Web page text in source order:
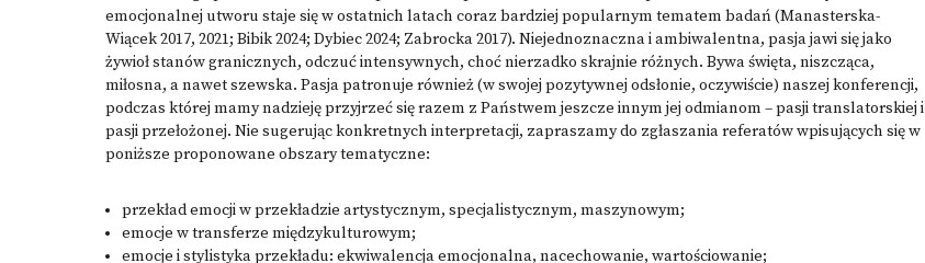
emocjonalnej utworu staje się w ostatnich latach coraz bardziej popularnym tematem badań (Manasterska-
Wiącek 2017, 2021; Bibik 2024; Dybiec 2024; Zabrocka 2017). Niejednoznaczna i ambiwalentna, pasja jawi się jako
żywioł stanów granicznych, odczuć intensywnych, choć nierzadko skrajnie różnych. Bywa święta, niszcząca,
miłosna, a nawet szewska. Pasja patronuje również (w swojej pozytywnej odsłonie, oczywiście) naszej konferencji,
podczas której mamy nadzieję przyjrzeć się razem z Państwem jeszcze innym jej odmianom – pasji translatorskiej i
pasji przełożonej. Nie sugerując konkretnych interpretacji, zapraszamy do zgłaszania referatów wpisujących się w
poniższe proponowane obszary tematyczne:
przekład emocji w przekładzie artystycznym, specjalistycznym, maszynowym;
emocje w transferze międzykulturowym;
emocje i stylistyka przekładu: ekwiwalencja emocjonalna, nacechowanie, wartościowanie;